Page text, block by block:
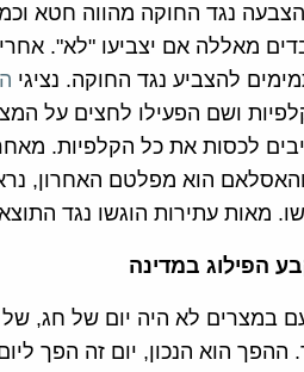
נגד החוקה מהווה חטא
מאללה אם יצביעו "לא".
להצביע נגד החוקה. נציגי
ושם הפעילו לחצים על
לכסות את כל הקלפיות.
והאסלאם הוא מפלטם האחרון,
מאות עתירות הוגשו נגד
הפילוג במדינה
במצרים לא היה יום של חג, של
ההפך הוא הנכון, יום זה הפך